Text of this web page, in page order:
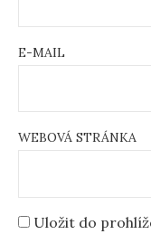
E-MAIL
WEBOVÁ STRÁNKA
Uložit do